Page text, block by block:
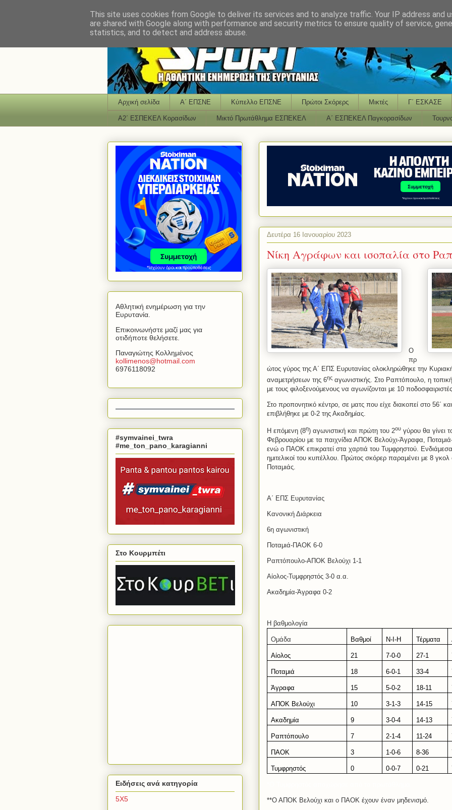
Αρχική σελίδα Α΄ ΕΠΣΝΕ Κύπελλο ΕΠΣΝΕ Πρώτοι Σκόρερς Μικτές Γ΄ ΕΣΚΑΣΕ
Α2΄ ΕΣΠΕΚΕΛ Κορασίδων Μικτό Πρωτάθλημα ΕΣΠΕΚΕΛ Α΄ ΕΣΠΕΚΕΛ Παγκορασίδων
Δευτέρα 16 Ιανουαρίου 2023
Νίκη Αγράφων και ισοπαλία στο
Ο
πρ
ώτος γύρος της Α΄ ΕΠΣ Ευρυτανίας ολοκληρώθηκε την
αναμετρήσεων της 6ης αγωνιστικής. Στο Ραπτόπουλο, η
με τους φιλοξενούμενους να αγωνίζονται με 10
Στο προπονητικό κέντρο, σε ματς που είχε διακοπεί στο 56΄
επιβλήθηκε με 0-2 της Ακαδημίας.
Η επόμενη (8η) αγωνιστική και πρώτη του 2ου γύρου θα γίνει
Φεβρουαρίου με τα παιχνίδια ΑΠΟΚ Βελούχι-Άγραφα,
ενώ ο ΠΑΟΚ επικρατεί στα χαρτιά του Τυμφρηστού. Ενδιάμεσα
ημιτελικοί του κυπέλλου. Πρώτος σκόρερ παραμένει με 8
Ποταμιάς.
Α΄ ΕΠΣ Ευρυτανίας
Κανονική Διάρκεια
6η αγωνιστική
Ποταμιά-ΠΑΟΚ 6-0
Ραπτόπουλο-ΑΠΟΚ Βελούχι 1-1
Αίολος-Τυμφρηστός 3-0 α.α.
Ακαδημία-Άγραφα 0-2
Η βαθμολογία
Ομάδα Βαθμοί Ν-Ι-Η Τέρματα
Αίολος 21 7-0-0 27-1
Ποταμιά 18 6-0-1 33-4
Άγραφα 15 5-0-2 18-11
ΑΠΟΚ Βελούχι 10 3-1-3 14-15
Ακαδημία 9 3-0-4 14-13
Ραπτόπουλο 7 2-1-4 11-24
ΠΑΟΚ 3 1-0-6 8-36
Τυμφρηστός 0 0-0-7 0-21
**Ο ΑΠΟΚ Βελούχι και ο ΠΑΟΚ έχουν έναν μηδενισμό.
Αθλητική ενημέρωση για την
Ευρυτανία.
Επικοινωνήστε μαζί μας για
οτιδήποτε θελήσετε.
Παναγιώτης Κολλημένος
kollimenos@hotmail com
6976118092
#symvainei_twra
#me_ton_pano_karagianni
Στο Κουρμπέτι
Ειδήσεις ανά κατηγορία
5Χ5
This site uses cookies from Google to deliver its services and to analyze traffic. Your IP address and
are shared with Google along with performance and security metrics to ensure quality of service,
statistics, and to detect and address abuse.